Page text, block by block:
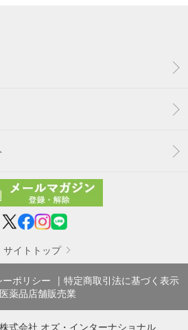
サイトトップ
ポリシー
特定商取引法に基づく表示
医薬品店舗販売業
株式会社 オズ・インターナショナル